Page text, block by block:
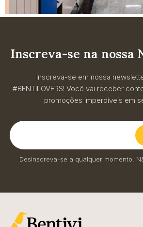
Inscreva-se na nossa
Inscreva-se em nossa
#BENTILOVERS! Você vai receber
promoções imperdíveis em
Desinscreva-se a qualquer momento.